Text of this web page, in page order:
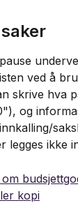
ved å
skrive hva
og
legges ikke